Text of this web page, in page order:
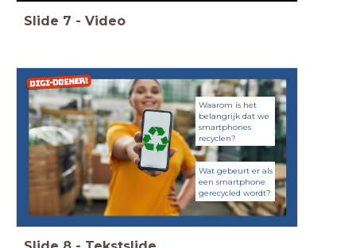
Slide 7 - Video
Waarom is het
belangrijk dat we
smartphones
recyclen?
Wat gebeurt er als
een smartphone
gerecycled wordt?